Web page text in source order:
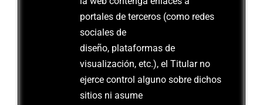
portales de terceros (como redes
sociales de
diseño, plataformas de
visualización, etc.), el Titular no
ejerce control alguno sobre dichos
sitios ni asume